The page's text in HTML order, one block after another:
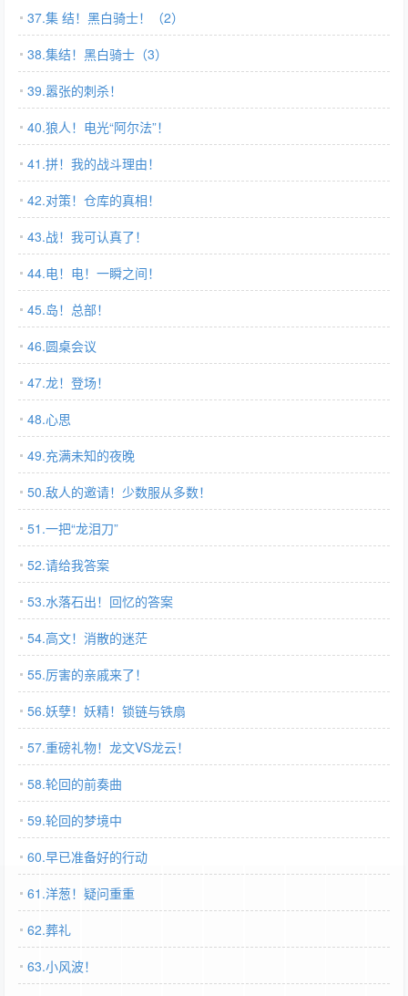
37.集 结！黑白骑士！（2）
38.集结！黑白骑士（3）
39.嚣张的刺杀！
40.狼人！电光“阿尔法”！
41.拼！我的战斗理由！
42.对策！仓库的真相！
43.战！我可认真了！
44.电！电！一瞬之间！
45.岛！总部！
46.圆桌会议
47.龙！登场！
48.心思
49.充满未知的夜晚
50.敌人的邀请！少数服从多数！
51.一把“龙泪刀”
52.请给我答案
53.水落石出！回忆的答案
54.高文！消散的迷茫
55.厉害的亲戚来了！
56.妖孽！妖精！锁链与铁扇
57.重磅礼物！龙文VS龙云！
58.轮回的前奏曲
59.轮回的梦境中
60.早已准备好的行动
61.洋葱！疑问重重
62.葬礼
63.小风波！